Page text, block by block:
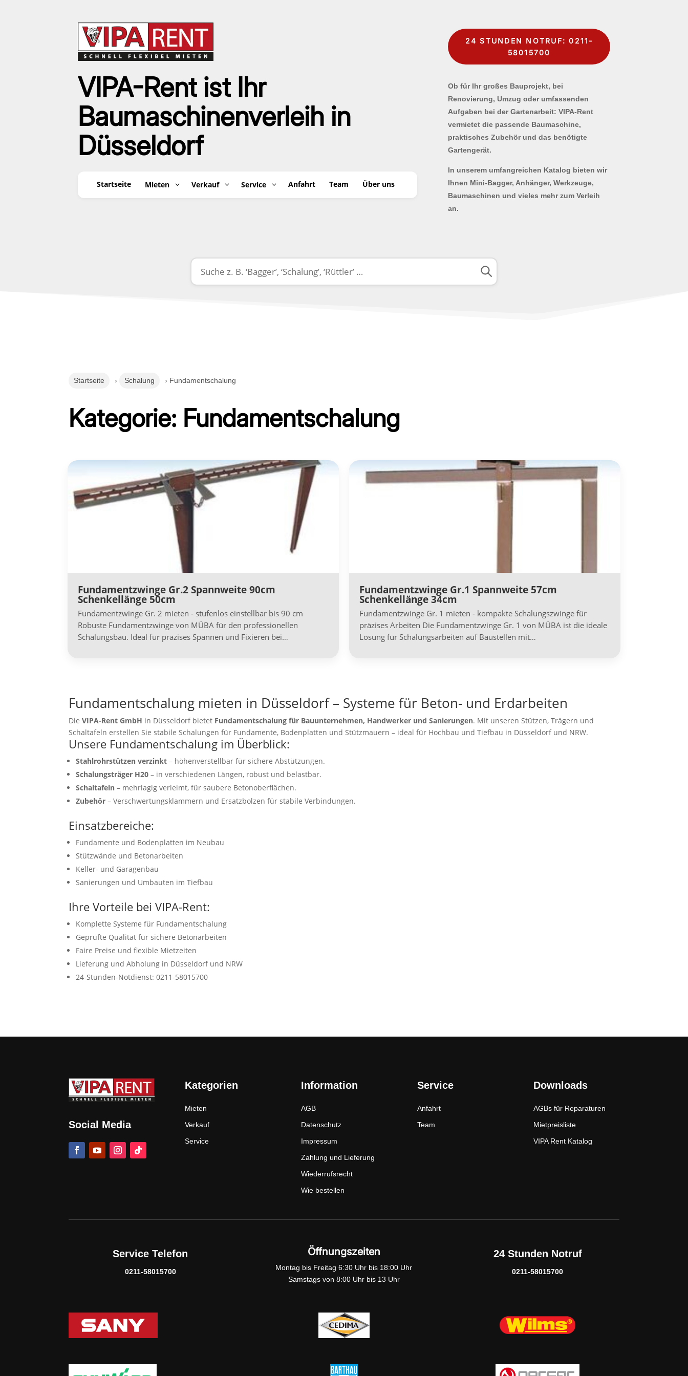
VIPA-Rent ist Ihr
Baumaschinenverleih in
Düsseldorf
Startseite Mieten Verkauf Service Anfahrt Team Über uns
24 STUNDEN NOTRUF: 0211-
58015700
Ob für Ihr großes Bauprojekt, bei
Renovierung, Umzug oder umfassenden
Aufgaben bei der Gartenarbeit: VIPA-Rent
vermietet die passende Baumaschine,
praktisches Zubehör und das benötigte
Gartengerät.
In unserem umfangreichen Katalog bieten wir
Ihnen Mini-Bagger, Anhänger, Werkzeuge,
Baumaschinen und vieles mehr zum Verleih
an.
Startseite › Schalung › Fundamentschalung
Kategorie: Fundamentschalung
Fundamentzwinge Gr.2 Spannweite 90cm
Schenkellänge 50cm
Fundamentzwinge Gr. 2 mieten - stufenlos einstellbar bis 90 cm
Robuste Fundamentzwinge von MÜBA für den professionellen
Schalungsbau. Ideal für präzises Spannen und Fixieren bei…
Fundamentzwinge Gr.1 Spannweite 57cm
Schenkellänge 34cm
Fundamentzwinge Gr. 1 mieten - kompakte Schalungszwinge für
präzises Arbeiten Die Fundamentzwinge Gr. 1 von MÜBA ist die ideale
Lösung für Schalungsarbeiten auf Baustellen mit…
Fundamentschalung mieten in Düsseldorf – Systeme für Beton- und Erdarbeiten
DieVIPA-Rent GmbH in Düsseldorf bietet Fundamentschalung für Bauunternehmen, Handwerker und Sanierungen. Mit unseren Stützen, Trägern und
Schaltafeln erstellen Sie stabile Schalungen für Fundamente, Bodenplatten und Stützmauern – ideal für Hochbau und Tiefbau in Düsseldorf und NRW.
Unsere Fundamentschalung im Überblick:
Stahlrohrstützen verzinkt – höhenverstellbar für sichere Abstützungen.
Schalungsträger H20 – in verschiedenen Längen, robust und belastbar.
Schaltafeln – mehrlagig verleimt, für saubere Betonoberflächen.
Zubehör – Verschwertungsklammern und Ersatzbolzen für stabile Verbindungen.
Einsatzbereiche:
Fundamente und Bodenplatten im Neubau
Stützwände und Betonarbeiten
Keller- und Garagenbau
Sanierungen und Umbauten im Tiefbau
Ihre Vorteile bei VIPA-Rent:
Komplette Systeme für Fundamentschalung
Geprüfte Qualität für sichere Betonarbeiten
Faire Preise und flexible Mietzeiten
Lieferung und Abholung in Düsseldorf und NRW
24-Stunden-Notdienst: 0211-58015700
Social Media
Kategorien
Mieten
Verkauf
Service
Information
AGB
Datenschutz
Impressum
Zahlung und Lieferung
Wiederrufsrecht
Wie bestellen
Service
Anfahrt
Team
Downloads
AGBs für Reparaturen
Mietpreisliste
VIPA Rent Katalog
Service Telefon
0211-58015700
Öffnungszeiten
Montag bis Freitag 6:30 Uhr bis 18:00 Uhr
Samstags von 8:00 Uhr bis 13 Uhr
24 Stunden Notruf
0211-58015700